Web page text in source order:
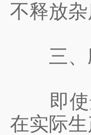
不释放
三、应
即使选
在实际